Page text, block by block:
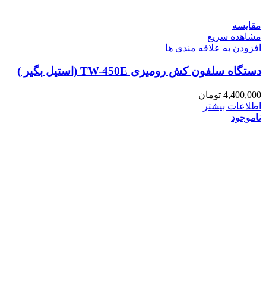
مقایسه
مشاهده سریع
افزودن به علاقه مندی ها
دستگاه سلفون کش رومیزی TW-450E (استیل بگیر )
4,400,000 تومان
اطلاعات بیشتر
ناموجود